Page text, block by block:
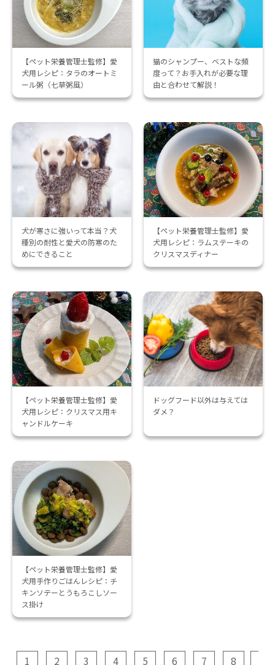
【ペット栄養管理士監修】愛
犬用レシピ：タラのオートミ
ール粥（七草粥風）
猫のシャンプー、ベストな頻
度って？お手入れが必要な理
由と合わせて解説！
犬が寒さに強いって本当？犬
種別の耐性と愛犬の防寒のた
めにできること
【ペット栄養管理士監修】愛
犬用レシピ：ラムステーキの
クリスマスディナー
【ペット栄養管理士監修】愛
犬用レシピ：クリスマス用キ
ャンドルケーキ
ドッグフード以外は与えては
ダメ？
【ペット栄養管理士監修】愛
犬用手作りごはんレシピ：チ
キンソテーとうもろこしソー
ス掛け
1 2 3 4 5 6 7 8